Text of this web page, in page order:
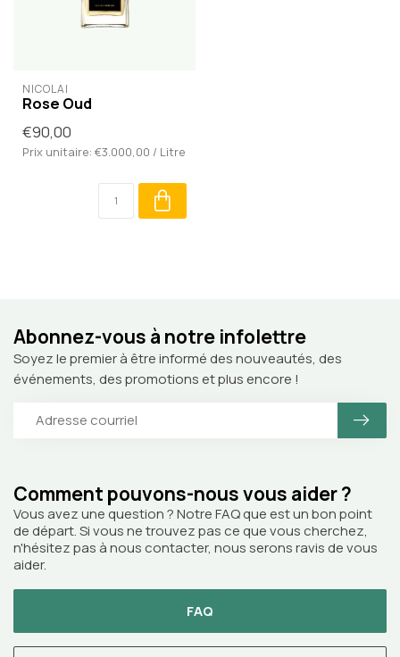
NICOLAÏ
Rose Oud
€90,00
Prix unitaire: €3.000,00 / Litre
Comment pouvons-nous vous aider ?
Vous avez une question ? Notre FAQ que est un bon point
de départ. Si vous ne trouvez pas ce que vous cherchez,
n'hésitez pas à nous contacter, nous serons ravis de vous
aider.
FAQ
Abonnez-vous à notre infolettre
Soyez le premier à être informé des nouveautés, des
événements, des promotions et plus encore !